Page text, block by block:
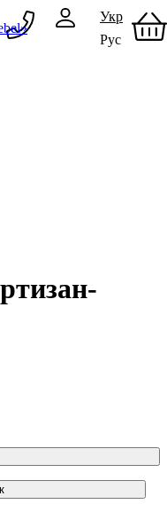
Укр
Рус